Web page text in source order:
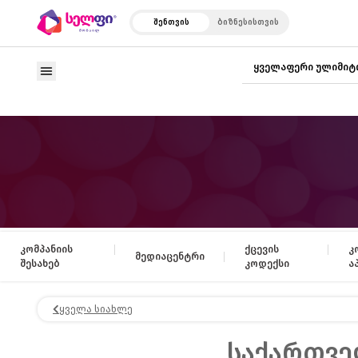
შენთვის ბიზნესისთვის
ყველაფერი
კომპანიის
შესახებ
მედიაცენტრი
ქცევის
კოდექსი
ყველა სიახლე